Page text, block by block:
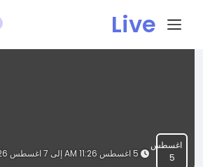
Live
اغسطس
5